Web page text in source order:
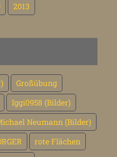
2013
Großübung
Iggi0958 (Bilder)
Neumann (Bilder)
rote Flächen